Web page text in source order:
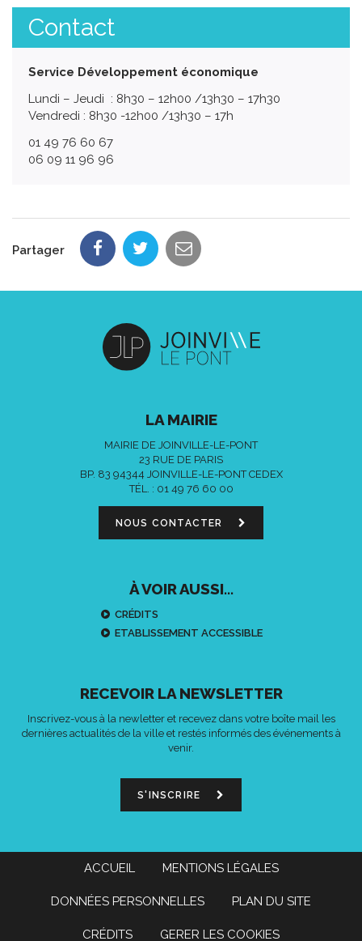
Contact
Service Développement économique
Lundi – Jeudi : 8h30 – 12h00 /13h30 – 17h30
Vendredi : 8h30 -12h00 /13h30 – 17h
01 49 76 60 67
06 09 11 96 96
Partager
LA MAIRIE
MAIRIE DE JOINVILLE-LE-PONT
23 RUE DE PARIS
BP. 83 94344 JOINVILLE-LE-PONT CEDEX
TÉL. : 01 49 76 60 00
NOUS CONTACTER
À VOIR AUSSI...
CRÉDITS
ETABLISSEMENT ACCESSIBLE
RECEVOIR LA NEWSLETTER
Inscrivez-vous à la newletter et recevez dans votre boîte mail les
dernières actualités de la ville et restés informés des événements à
venir.
S'INSCRIRE
ACCUEIL MENTIONS LÉGALES
DONNÉES PERSONNELLES PLAN DU SITE
CRÉDITS GERER LES COOKIES